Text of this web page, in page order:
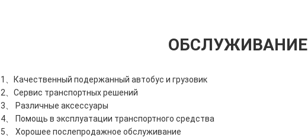
ОБСЛУЖИВАНИЕ
1、Качественный подержанный автобус и грузовик
2、Сервис транспортных решений
3、 Различные аксессуары
4、 Помощь в эксплуатации транспортного средства
5、 Хорошее послепродажное обслуживание